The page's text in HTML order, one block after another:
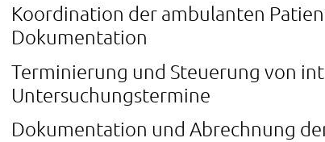
Koordination der ambulanten
Dokumentation
Terminierung und Steuerung von
Untersuchungstermine
Dokumentation und Abrechnung